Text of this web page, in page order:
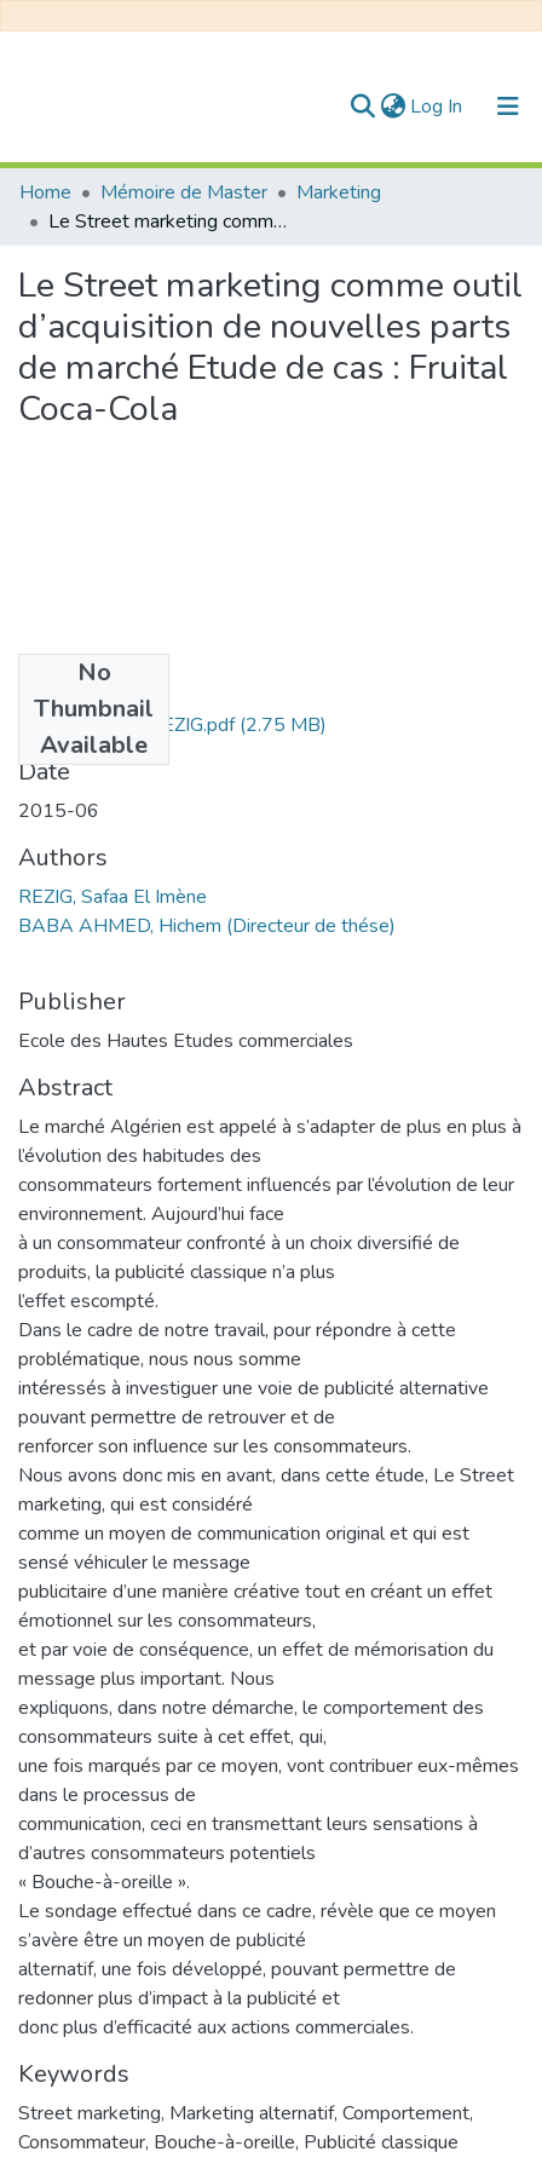
Log In (current)
Communities & Collections
All of DSpace
Statistics
Home Mémoire de Master
Marketing
Le Street marketing comme outil d’acquisition de nouvelles parts de marché Etude de cas : Fruital Coca-Cola
Le Street marketing comme outil
d’acquisition de nouvelles parts
de marché Etude de cas : Fruital
Coca-Cola
No
Thumbnail
Available
Safaa El Imène REZIG.pdf(2.75 MB)
Date
2015-06
Authors
REZIG, Safaa El Imène
BABA AHMED, Hichem (Directeur de thése)
Publisher
Ecole des Hautes Etudes commerciales
Abstract
Le marché Algérien est appelé à s’adapter de plus en plus à
l’évolution des habitudes des
consommateurs fortement influencés par l’évolution de leur
environnement. Aujourd’hui face
à un consommateur confronté à un choix diversifié de
produits, la publicité classique n’a plus
l’effet escompté.
Dans le cadre de notre travail, pour répondre à cette
problématique, nous nous somme
intéressés à investiguer une voie de publicité alternative
pouvant permettre de retrouver et de
renforcer son influence sur les consommateurs.
Nous avons donc mis en avant, dans cette étude, Le Street
marketing, qui est considéré
comme un moyen de communication original et qui est
sensé véhiculer le message
publicitaire d’une manière créative tout en créant un effet
émotionnel sur les consommateurs,
et par voie de conséquence, un effet de mémorisation du
message plus important. Nous
expliquons, dans notre démarche, le comportement des
consommateurs suite à cet effet, qui,
une fois marqués par ce moyen, vont contribuer eux-mêmes
dans le processus de
communication, ceci en transmettant leurs sensations à
d’autres consommateurs potentiels
« Bouche-à-oreille ».
Le sondage effectué dans ce cadre, révèle que ce moyen
s’avère être un moyen de publicité
alternatif, une fois développé, pouvant permettre de
redonner plus d’impact à la publicité et
donc plus d’efficacité aux actions commerciales.
Keywords
Street marketing, Marketing alternatif, Comportement,
Consommateur, Bouche-à-oreille, Publicité classique